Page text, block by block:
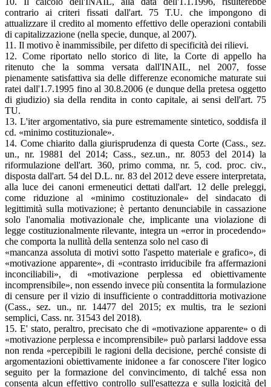
contrario ai criteri fissati dall'art. 75 T.U. che impongono di
attualizzare il credito al momento effettivo delle operazioni contabili
di capitalizzazione (nella specie, dunque, al 2007).
11. Il motivo è inammissibile, per difetto di specificità dei rilievi.
12. Come riportato nello storico di lite, la Corte di appello ha
ritenuto che la somma versata dall'INAIL, nel 2007, fosse
pienamente satisfattiva sia delle differenze economiche maturate sui
ratei dall'1.7.1995 fino al 30.8.2006 (e dunque della pretesa oggetto
di giudizio) sia della rendita in conto capitale, ai sensi dell'art. 75
TU.
13. L'iter argomentativo, sia pure estremamente sintetico, soddisfa il
cd. «minimo costituzionale».
14. Come chiarito dalla giurisprudenza di questa Corte (Cass., sez.
un., nr. 19881 del 2014; Cass., sez.un., nr. 8053 del 2014) la
riformulazione dell'art. 360, primo comma, nr. 5, cod. proc. civ.,
disposta dall'art. 54 del D.L. nr. 83 del 2012 deve essere interpretata,
alla luce dei canoni ermeneutici dettati dall'art. 12 delle preleggi,
come riduzione al «minimo costituzionale» del sindacato di
legittimità sulla motivazione; è pertanto denunciabile in cassazione
solo l'anomalia motivazionale che, implicante una violazione di
legge costituzionalmente rilevante, integra un «error in procedendo»
che comporta la nullità della sentenza solo nel caso di
«mancanza assoluta di motivi sotto l'aspetto materiale e grafico», di
«motivazione apparente», di «contrasto irriducibile fra affermazioni
inconciliabili», di «motivazione perplessa ed obiettivamente
incomprensibile», non essendo invece più consentita la formulazione
di censure per il vizio di insufficiente o contraddittoria motivazione
(Cass., sez. un., nr. 14477 del 2015; ex multis, tra le sezioni
semplici, Cass. nr. 31543 del 2018).
15. E' stato, peraltro, precisato che di «motivazione apparente» o di
«motivazione perplessa e incomprensibile» può parlarsi laddove essa
non renda «percepibili le ragioni della decisione, perché consiste di
argomentazioni obiettivamente inidonee a far conoscere l'iter logico
seguito per la formazione del convincimento, di talché essa non
consenta alcun effettivo controllo sull'esattezza e sulla logicità del